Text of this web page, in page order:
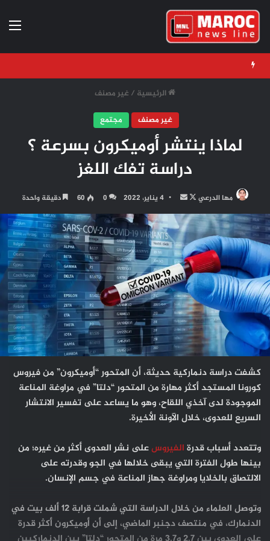
الرئيسية / غير مصنف
غير مصنف
مجتمع
لماذا ينتشر أوميكرون بسرعة ؟
دراسة تفك اللغز
مها الدرعي
تابع
على
X
أرسل
بريدا
إلكترونيا
4 يناير، 2022 0
60 دقيقة واحدة
كشفت دراسة دنماركية حديثة، أن المتحور “أوميكرون” من فيروس
كورونا المستجد أكثر مهارة من المتحور “دلتا” في مراوغة المناعة
الموجودة لدى آخذي اللقاح، وهو ما يساعد على تفسير الانتشار
السريع للعدوى، خلال الآونة الأخيرة.
وتتعدد أسباب قدرة الفيروسعلى نشر العدوى أكثر من غيره؛ من
بينها طول الفترة التي يبقى خلالها في الجو وقدرته على
الالتصاق بالخلايا ومراوغة جهاز المناعة في جسم الإنسان.
وتوصل العلماء من خلال الدراسة التي شملت قرابة 12 ألف بيت في
الدنمارك، في منتصف دجنبر الماضي، إلى أن أوميكرون أكثر قدرة